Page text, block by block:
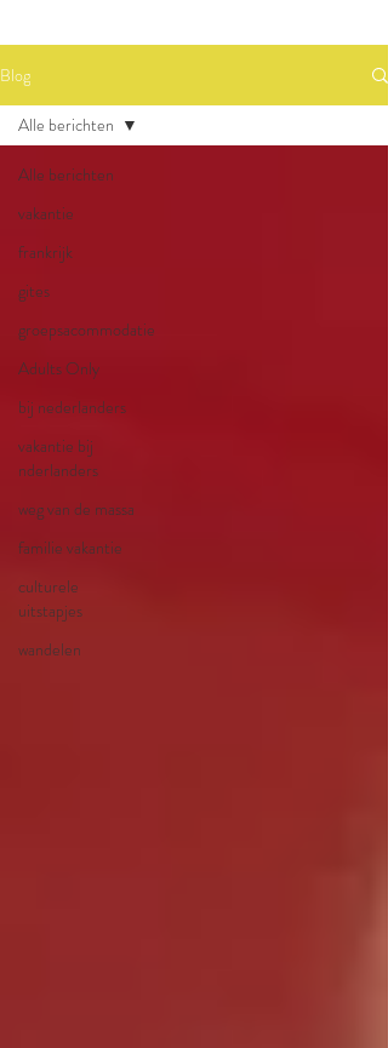
Blog
Alle berichten
vakantie
frankrijk
gites
groepsacommodatie
Adults Only
bij nederlanders
vakantie bij
nderlanders
weg van de massa
familie vakantie
culturele
uitstapjes
wandelen
Alle berichten